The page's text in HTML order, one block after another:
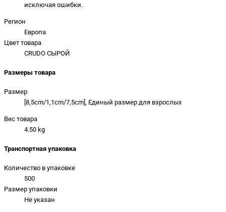
исключая ошибки.
Регион
Европа
Цвет товара
CRUDO СЫРОЙ
Размеры товара
Размер
[8,5cm/1,1cm/7,5cm], Единый размер для взрослых
Вес товара
4.50 kg
Транспортная упаковка
Количество в упаковке
500
Размер упаковки
Не указан